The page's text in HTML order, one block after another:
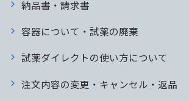
納品書・請求書
容器について・試薬の廃棄
試薬ダイレクトの使い方について
注文内容の変更・キャンセル・返品